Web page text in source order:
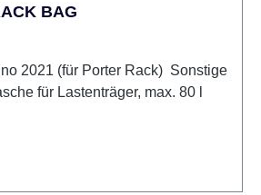
BAG
(für Porter Rack) Sonstige